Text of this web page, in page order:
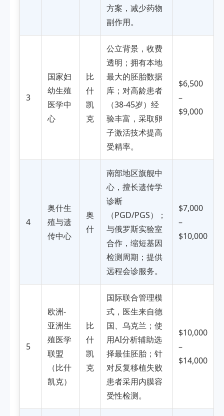
方案，减少药物
副作用。
3
国家妇
幼生殖
医学中
心
比
什
凯
克
公立背景，收费
透明；拥有本地
最大的胚胎数据
库；对高龄患者
（38-45岁）经
验丰富，采取卵
子激活技术提高
受精率。
$6,500
–
$9,000
4
奥什生
殖与遗
传中心
奥
什
南部地区旗舰中
心，擅长遗传学
诊断
（PGD/PGS）；
与俄罗斯实验室
合作，缩短基因
检测周期；提供
远程会诊服务。
$7,000
–
$10,000
5
欧洲-
亚洲生
殖医学
联盟
（比什
凯克）
比
什
凯
克
国际联合管理模
式，医生来自德
国、乌克兰；使
用AI分析辅助选
择最佳胚胎；针
对反复移植失败
患者采用内膜容
受性检测。
$10,000
–
$14,000